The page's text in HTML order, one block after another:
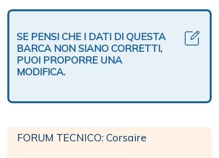
SE PENSI CHE I DATI DI QUESTA
BARCA NON SIANO CORRETTI,
PUOI PROPORRE UNA
MODIFICA.
FORUM TECNICO: Corsaire